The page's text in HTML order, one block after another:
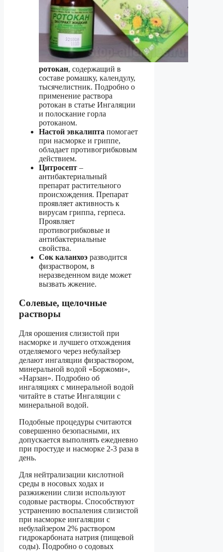
ротокан, содержащий в
составе ромашку, календулу,
тысячелистник. Подробно о
применение раствора
ротокан в статье Ингаляции
и полоскание горла
ротоканом.
Настой эвкалипта помогает
при насморке и гриппе,
обладает противогрибковым
действием.
Цитросепт –
антибактериальный
препарат растительного
происхождения. Препарат
проявляет активность к
вирусам гриппа, герпеса.
Проявляет
противогрибковые и
антибактериальные
свойства.
Сок каланхоэ разводится
физраствором, в
неразведенном виде может
вызвать жжение.
Солевые, щелочные
растворы
Для орошения слизистой при
насморке и лучшего отхождения
отделяемого через небулайзер
делают ингаляции физраствором,
минеральной водой «Боржоми»,
«Нарзан». Подробно об
ингаляциях с минеральной водой
читайте в статье Ингаляции с
минеральной водой.
Подобные процедуры считаются
совершенно безопасными, их
допускается выполнять ежедневно
при простуде и насморке 2-3 раза в
день.
Для нейтрализации кислотной
среды в носовых ходах и
разжижении слизи используют
содовые растворы. Способствуют
устранению воспаления слизистой
при насморке ингаляции с
небулайзером 2% раствором
гидрокарбоната натрия (пищевой
соды). Подробно о содовых